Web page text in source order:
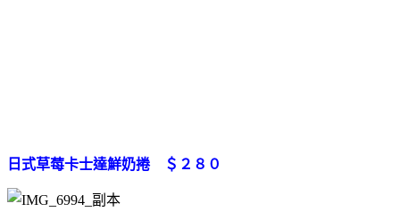
日式草莓卡士達鮮奶捲 ＄２８０